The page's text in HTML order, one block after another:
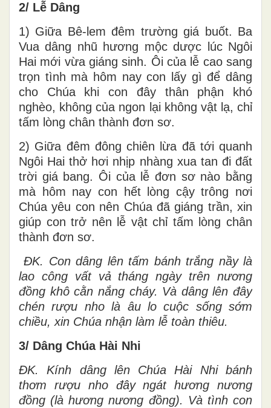
2/ Lễ Dâng
1) Giữa Bê-lem đêm trường giá buốt. Ba
Vua dâng nhũ hương mộc dược lúc Ngôi
Hai mới vừa giáng sinh. Ôi của lễ cao sang
trọn tình mà hôm nay con lấy gì để dâng
cho Chúa khi con đây thân phận khó
nghèo, không của ngon lại không vật lạ, chỉ
tấm lòng chân thành đơn sơ.
2) Giữa đêm đông chiên lừa đã tới quanh
Ngôi Hai thở hơi nhịp nhàng xua tan đi đất
trời giá bang. Ôi của lễ đơn sơ nào bằng
mà hôm nay con hết lòng cậy trông nơi
Chúa yêu con nên Chúa đã giáng trần, xin
giúp con trở nên lễ vật chỉ tấm lòng chân
thành đơn sơ.
ĐK. Con dâng lên tấm bánh trắng nầy là
lao công vất vả tháng ngày trên nương
đồng khô cằn nắng cháy. Và dâng lên đây
chén rượu nho là âu lo cuộc sống sớm
chiều, xin Chúa nhận làm lễ toàn thiêu.
3/ Dâng Chúa Hài Nhi
ĐK. Kính dâng lên Chúa Hài Nhi bánh
thơm rượu nho đây ngát hương nương
đồng (là hương nương đồng). Và tình con